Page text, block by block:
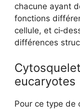
chacune ayant
fonctions
cellule, et
différences
eucaryotes
Pour ce type de